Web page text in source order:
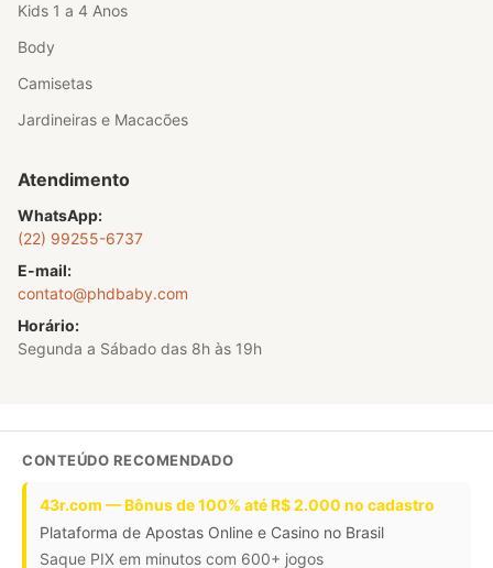
Kids 1 a 4 Anos
Body
Camisetas
Jardineiras e Macacões
Atendimento
WhatsApp:
(22) 99255-6737
E-mail:
contato@phdbaby.com
Horário:
Segunda a Sábado das 8h às 19h
CONTEÚDO RECOMENDADO
43r.com — Bônus de 100% até R$ 2.000 no cadastro
Plataforma de Apostas Online e Casino no Brasil
Saque PIX em minutos com 600+ jogos